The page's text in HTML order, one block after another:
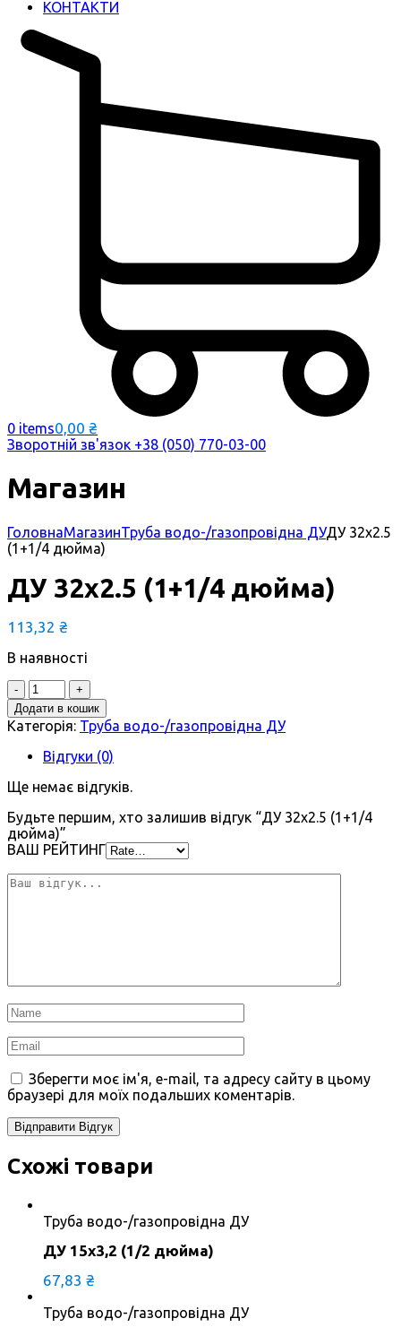
КОНТАКТИ
0 items0,00 ₴
Зворотній зв'язок +38 (050) 770-03-00
Магазин
ГоловнаМагазинТруба водо-/газопровідна ДУДУ 32х2.5
(1+1/4 дюйма)
ДУ 32х2.5 (1+1/4 дюйма)
113,32 ₴
В наявності
Quantity
Додати в кошик
Категорія: Труба водо-/газопровідна ДУ
Відгуки (0)
Ще немає відгуків.
Будьте першим, хто залишив відгук “ДУ 32х2.5 (1+1/4
дюйма)”
ВАШ РЕЙТИНГ
Зберегти моє ім'я, e-mail, та адресу сайту в цьому
браузері для моїх подальших коментарів.
Схожі товари
Труба водо-/газопровідна ДУ
ДУ 15х3,2 (1/2 дюйма)
67,83 ₴
Труба водо-/газопровідна ДУ